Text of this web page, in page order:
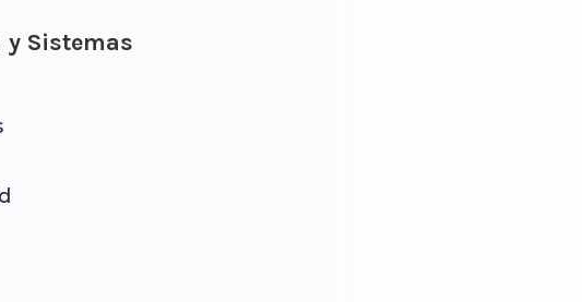
Sistemas